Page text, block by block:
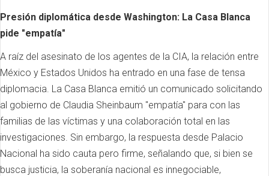
Presión diplomática desde Washington: La Casa Blanca
pide "empatía"
A raíz del asesinato de los agentes de la CIA, la relación entre
México y Estados Unidos ha entrado en una fase de tensa
diplomacia. La Casa Blanca emitió un comunicado solicitando
al gobierno de Claudia Sheinbaum "empatía" para con las
familias de las víctimas y una colaboración total en las
investigaciones. Sin embargo, la respuesta desde Palacio
Nacional ha sido cauta pero firme, señalando que, si bien se
busca justicia, la soberanía nacional es innegociable,